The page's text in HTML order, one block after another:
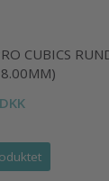
CUBICS